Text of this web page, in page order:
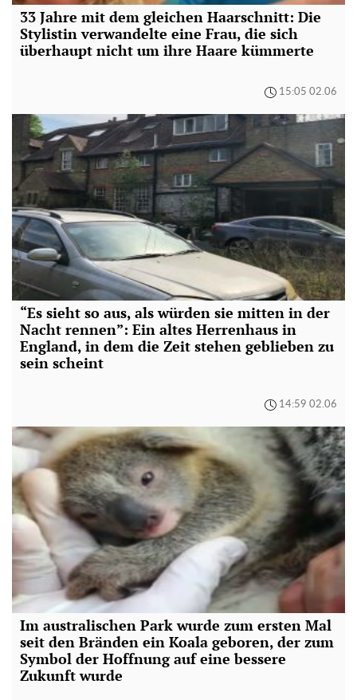
33 Jahre mit dem gleichen Haarschnitt: Die
Stylistin verwandelte eine Frau, die sich
überhaupt nicht um ihre Haare kümmerte
15:05 02.06
“Es sieht so aus, als würden sie mitten in der
Nacht rennen”: Ein altes Herrenhaus in
England, in dem die Zeit stehen geblieben zu
sein scheint
14:59 02.06
Im australischen Park wurde zum ersten Mal
seit den Bränden ein Koala geboren, der zum
Symbol der Hoffnung auf eine bessere
Zukunft wurde